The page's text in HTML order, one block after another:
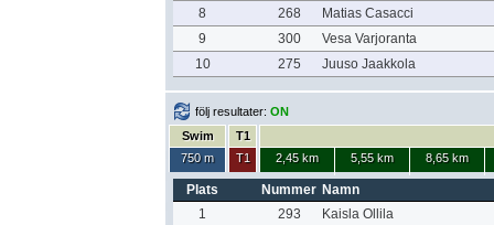
8
268
Matias Casacci
9
300
Vesa Varjoranta
10
275 Juuso Jaakkola
följ resultater: ON
Swim
750 m
T1
T1
2,45 km 5,55 km 8,65 km
Plats Nummer Namn
1
293
Kaisla Ollila